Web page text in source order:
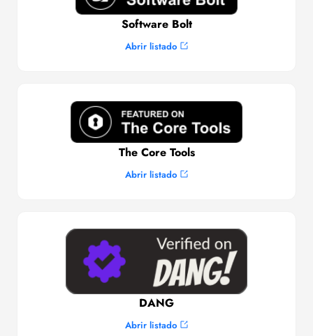
Software Bolt
Abrir listado
The Core Tools
Abrir listado
DANG
Abrir listado